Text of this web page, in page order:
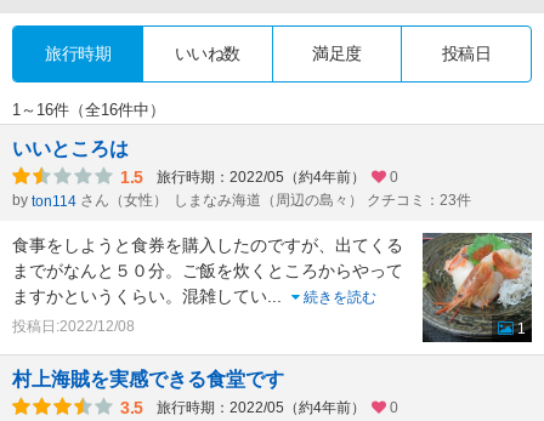
旅行時期 いいね数 満足度 投稿日
1～16件（全16件中）
いいところは
1.5 旅行時期：2022/05（約4年前）
0
by ton114 さん（女性） しまなみ海道（周辺の島々） クチコミ：23件
食事をしようと食券を購入したのですが、出てくる
までがなんと５０分。ご飯を炊くところからやって
ますかというくらい。混雑してい...
続きを読む
投稿日:2022/12/08
1
村上海賊を実感できる食堂です
3.5 旅行時期：2022/05（約4年前）
0